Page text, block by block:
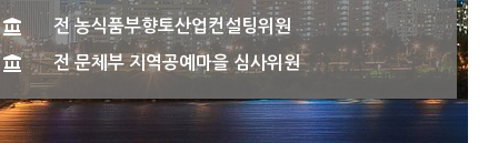
전 농식품부향토산업컨설팅위원
전 문체부 지역공예마을 심사위원